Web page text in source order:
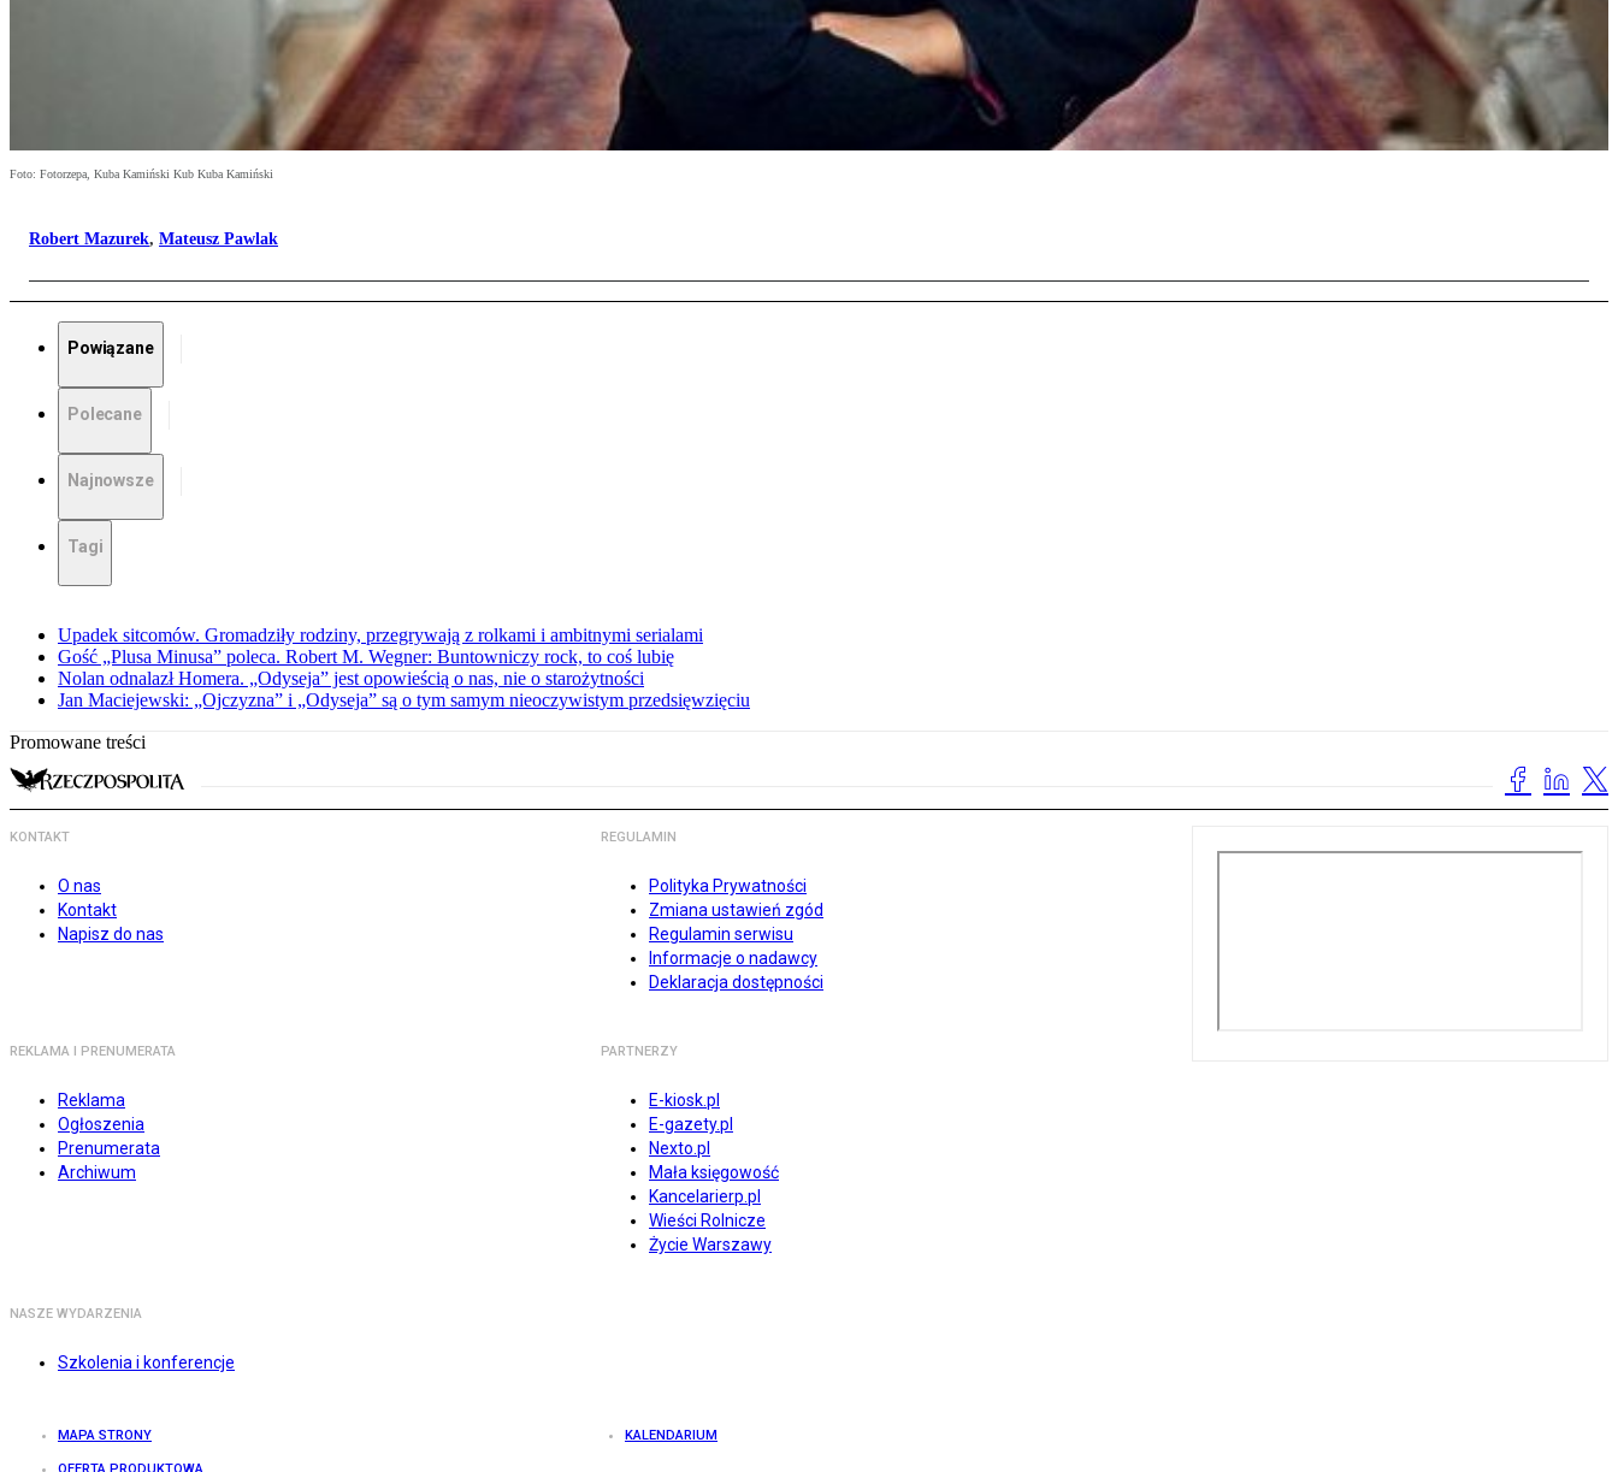
Foto: Fotorzepa, Kuba Kamiński Kub Kuba Kamiński
Robert Mazurek, Mateusz Pawlak
Powiązane
Polecane
Najnowsze
Tagi
Upadek sitcomów. Gromadziły rodziny, przegrywają z rolkami i ambitnymi serialami
Gość „Plusa Minusa” poleca. Robert M. Wegner: Buntowniczy rock, to coś lubię
Nolan odnalazł Homera. „Odyseja” jest opowieścią o nas, nie o starożytności
Jan Maciejewski: „Ojczyzna” i „Odyseja” są o tym samym nieoczywistym przedsięwzięciu
Promowane treści
KONTAKT
O nas
Kontakt
Napisz do nas
REGULAMIN
Polityka Prywatności
Zmiana ustawień zgód
Regulamin serwisu
Informacje o nadawcy
Deklaracja dostępności
REKLAMA I PRENUMERATA
Reklama
Ogłoszenia
Prenumerata
Archiwum
PARTNERZY
E-kiosk.pl
E-gazety.pl
Nexto.pl
Mała księgowość
Kancelarierp.pl
Wieści Rolnicze
Życie Warszawy
NASZE WYDARZENIA
Szkolenia i konferencje
MAPA STRONY KALENDARIUM